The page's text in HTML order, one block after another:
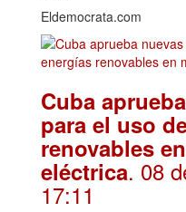
Eldemocrata.com
Cuba
para el uso
renovables
eléctrica. 08
17:11